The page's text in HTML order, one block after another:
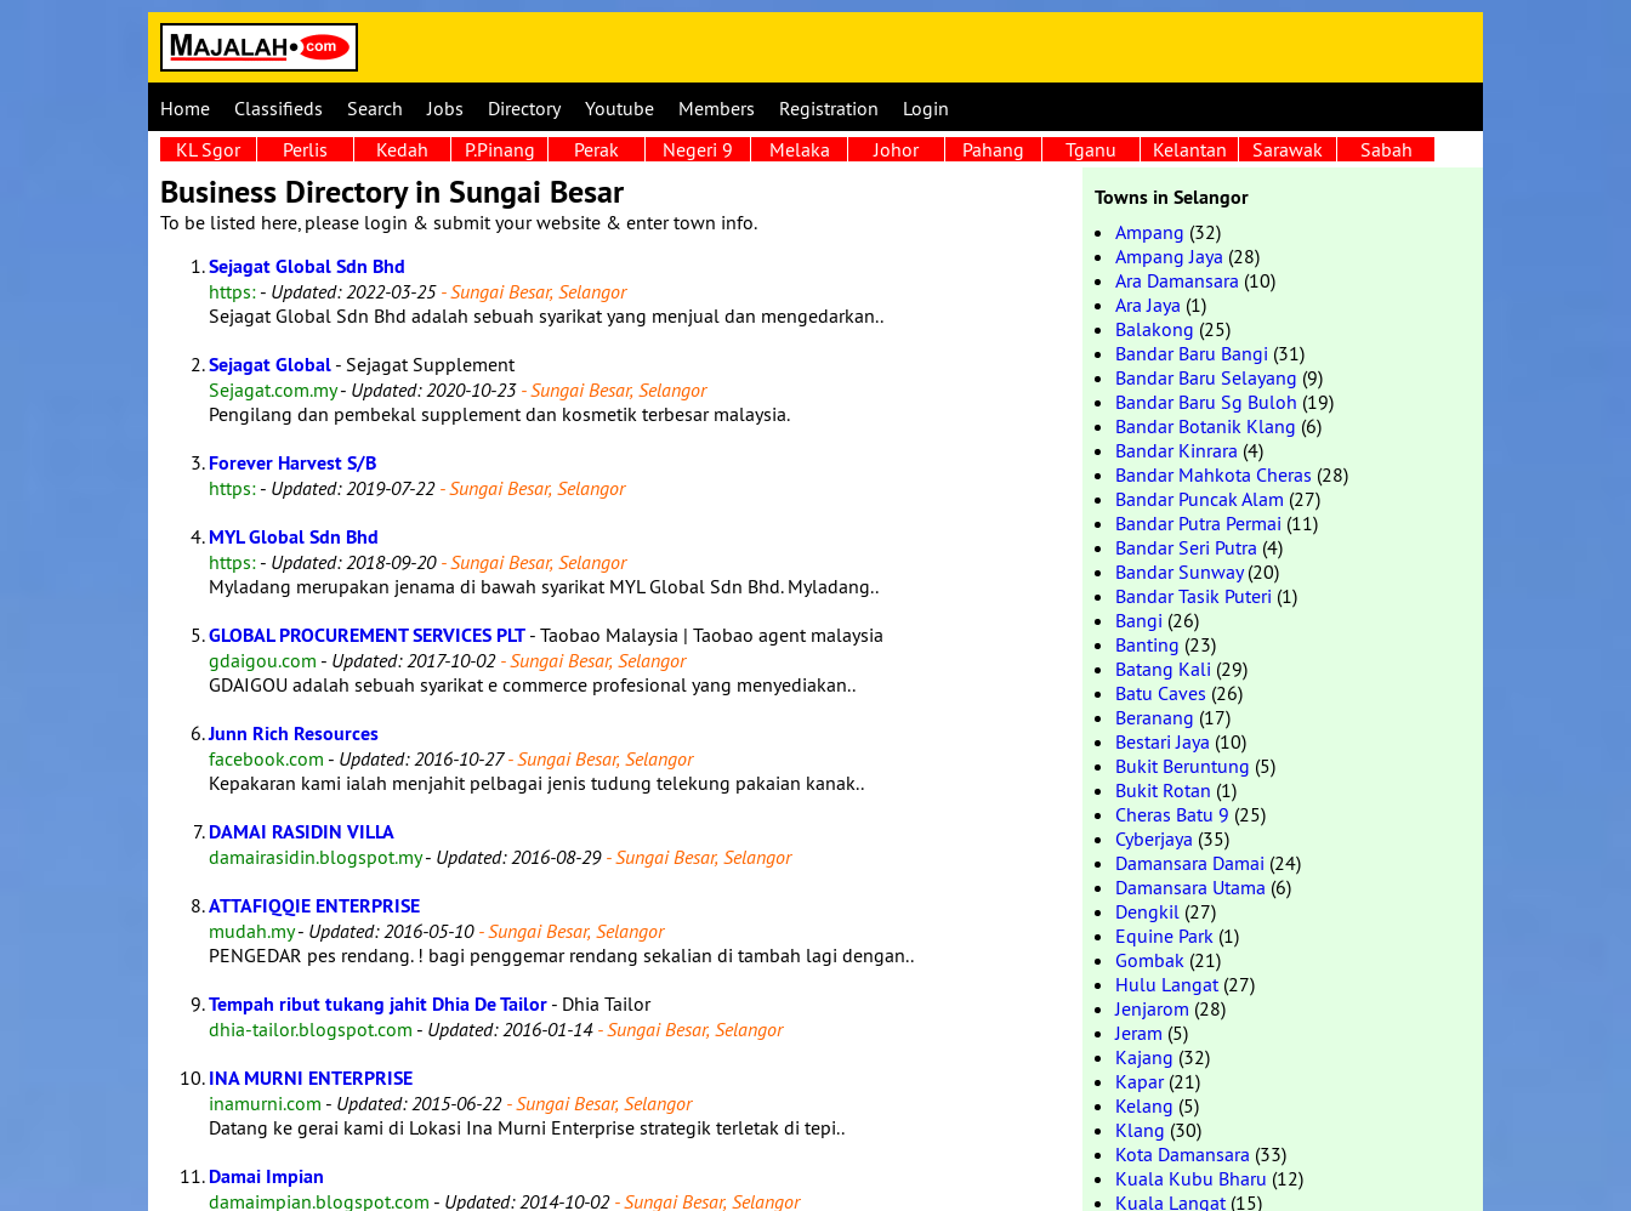
Home Classifieds Search Jobs Directory Youtube Members Registration
Login
KL Sgor
Perlis Kedah P.Pinang Perak Negeri 9 Melaka Johor Pahang Tganu Kelantan Sarawak Sabah
Business Directory in Sungai Besar
To be listed here, please login & submit your website & enter town info.
Sejagat Global Sdn Bhd
https: - Updated: 2022-03-25- Sungai Besar, Selangor
Sejagat Global Sdn Bhd adalah sebuah syarikat yang menjual dan mengedarkan..
Sejagat Global - Sejagat Supplement
Sejagat.com.my- Updated: 2020-10-23- Sungai Besar, Selangor
Pengilang dan pembekal supplement dan kosmetik terbesar malaysia.
Forever Harvest S/B
https: - Updated: 2019-07-22- Sungai Besar, Selangor
MYL Global Sdn Bhd
https: - Updated: 2018-09-20- Sungai Besar, Selangor
Myladang merupakan jenama di bawah syarikat MYL Global Sdn Bhd. Myladang..
GLOBAL PROCUREMENT SERVICES PLT - Taobao Malaysia | Taobao agent malaysia
gdaigou.com - Updated: 2017-10-02- Sungai Besar, Selangor
GDAIGOU adalah sebuah syarikat e commerce profesional yang menyediakan..
Junn Rich Resources
facebook.com - Updated: 2016-10-27- Sungai Besar, Selangor
Kepakaran kami ialah menjahit pelbagai jenis tudung telekung pakaian kanak..
DAMAI RASIDIN VILLA
damairasidin.blogspot.my- Updated: 2016-08-29- Sungai Besar, Selangor
ATTAFIQQIE ENTERPRISE
mudah.my- Updated: 2016-05-10- Sungai Besar, Selangor
PENGEDAR pes rendang. ! bagi penggemar rendang sekalian di tambah lagi dengan..
Tempah ribut tukang jahit Dhia De Tailor - Dhia Tailor
dhia-tailor.blogspot.com - Updated: 2016-01-14- Sungai Besar, Selangor
INA MURNI ENTERPRISE
inamurni.com - Updated: 2015-06-22- Sungai Besar, Selangor
Datang ke gerai kami di Lokasi Ina Murni Enterprise strategik terletak di tepi..
Damai Impian
damaimpian.blogspot.com - Updated: 2014-10-02- Sungai Besar, Selangor
Towns in Selangor
Ampang (32)
Ampang Jaya (28)
Ara Damansara (10)
Ara Jaya (1)
Balakong (25)
Bandar Baru Bangi (31)
Bandar Baru Selayang (9)
Bandar Baru Sg Buloh (19)
Bandar Botanik Klang (6)
Bandar Kinrara (4)
Bandar Mahkota Cheras (28)
Bandar Puncak Alam (27)
Bandar Putra Permai (11)
Bandar Seri Putra (4)
Bandar Sunway(20)
Bandar Tasik Puteri (1)
Bangi (26)
Banting (23)
Batang Kali (29)
Batu Caves (26)
Beranang (17)
Bestari Jaya (10)
Bukit Beruntung (5)
Bukit Rotan (1)
Cheras Batu 9 (25)
Cyberjaya (35)
Damansara Damai (24)
Damansara Utama (6)
Dengkil (27)
Equine Park (1)
Gombak (21)
Hulu Langat(27)
Jenjarom (28)
Jeram (5)
Kajang (32)
Kapar(21)
Kelang (5)
Klang (30)
Kota Damansara (33)
Kuala Kubu Bharu (12)
Kuala Langat(15)